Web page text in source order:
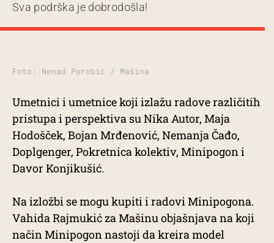
Sva podrška je dobrodošla!
Foto: Nenad Porobić / Mašina
Umetnici i umetnice koji izlažu radove različitih
pristupa i perspektiva su Nika Autor, Maja
Hodošček, Bojan Mrđenović, Nemanja Čađo,
Doplgenger, Pokretnica kolektiv, Minipogon i
Davor Konjikušić.
Na izložbi se mogu kupiti i radovi Minipogona.
Vahida Rajmukić za Mašinu objašnjava na koji
način Minipogon nastoji da kreira model